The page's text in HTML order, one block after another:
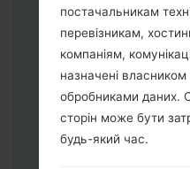
Завантажте на
Далі
постачальникам
перевізникам,
компаніям,
назначені власником
обробниками даних.
сторін може бути
будь-який час.